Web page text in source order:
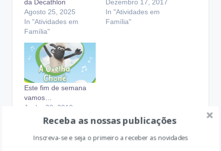
da Decathlon
Agosto 25, 2025
In "Atividades em
Família"
Dezembro 17, 2017
In "Atividades em
Família"
Este fim de semana
vamos…
Junho 28, 2019
In "Boas Sugestões
Receba as nossas publicações
Inscreva-se e seja o primeiro a receber as novidades